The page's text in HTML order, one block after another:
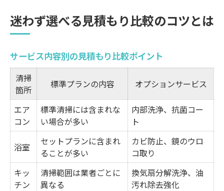
迷わず選べる見積もり比較のコツとは
サービス内容別の見積もり比較ポイント
清掃
箇所
標準プランの内容 オプションサービス
エア
コン
標準清掃には含まれな
い場合が多い
内部洗浄、抗菌コー
ト
浴室
セットプランに含まれ
ることが多い
カビ防止、鏡のウロ
コ取り
キッ
チン
清掃範囲は業者ごとに
異なる
換気扇分解洗浄、油
汚れ除去強化